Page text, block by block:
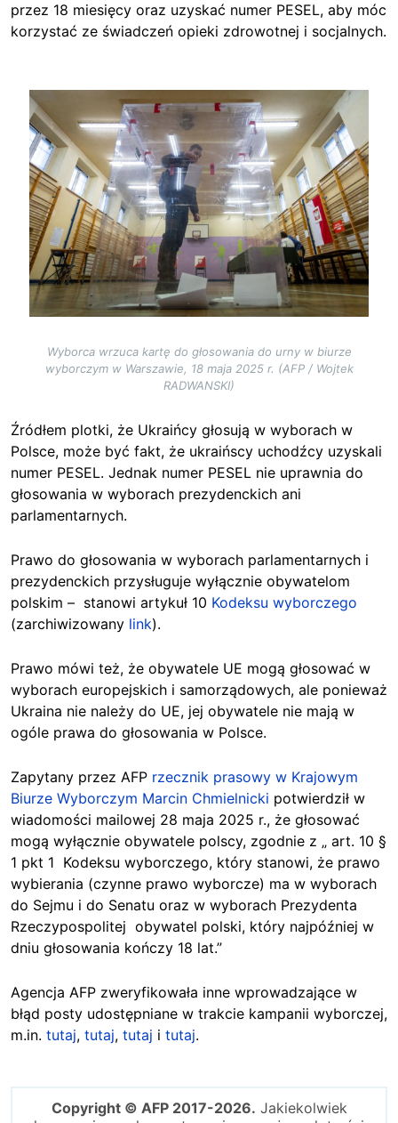
przez 18 miesięcy oraz uzyskać numer PESEL, aby móc
korzystać ze świadczeń opieki zdrowotnej i socjalnych.
Image
Wyborca wrzuca kartę do głosowania do urny w biurze
wyborczym w Warszawie, 18 maja 2025 r. (AFP / Wojtek
RADWANSKI)
Źródłem plotki, że Ukraińcy głosują w wyborach w
Polsce, może być fakt, że ukraińscy uchodźcy uzyskali
numer PESEL. Jednak numer PESEL nie uprawnia do
głosowania w wyborach prezydenckich ani
parlamentarnych.
Prawo do głosowania w wyborach parlamentarnych i
prezydenckich przysługuje wyłącznie obywatelom
polskim – stanowi artykuł 10 Kodeksu wyborczego
(zarchiwizowany link).
Prawo mówi też, że obywatele UE mogą głosować w
wyborach europejskich i samorządowych, ale ponieważ
Ukraina nie należy do UE, jej obywatele nie mają w
ogóle prawa do głosowania w Polsce.
Zapytany przez AFP rzecznik prasowy w Krajowym
Biurze Wyborczym Marcin Chmielnicki potwierdził w
wiadomości mailowej 28 maja 2025 r., że głosować
mogą wyłącznie obywatele polscy, zgodnie z „ art. 10 §
1 pkt 1 Kodeksu wyborczego, który stanowi, że prawo
wybierania (czynne prawo wyborcze) ma w wyborach
do Sejmu i do Senatu oraz w wyborach Prezydenta
Rzeczypospolitej obywatel polski, który najpóźniej w
dniu głosowania kończy 18 lat.”
Agencja AFP zweryfikowała inne wprowadzające w
błąd posty udostępniane w trakcie kampanii wyborczej,
m.in. tutaj, tutaj, tutaj i tutaj.
Copyright © AFP 2017-2026. Jakiekolwiek